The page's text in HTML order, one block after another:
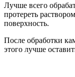
Лучше всего
протереть
поверхность.
После обработки
этого лучше